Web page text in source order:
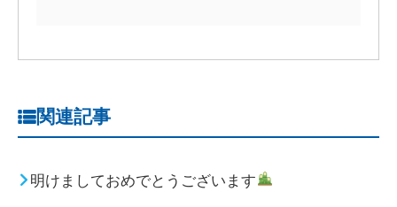
関連記事
明けましておめでとうございます